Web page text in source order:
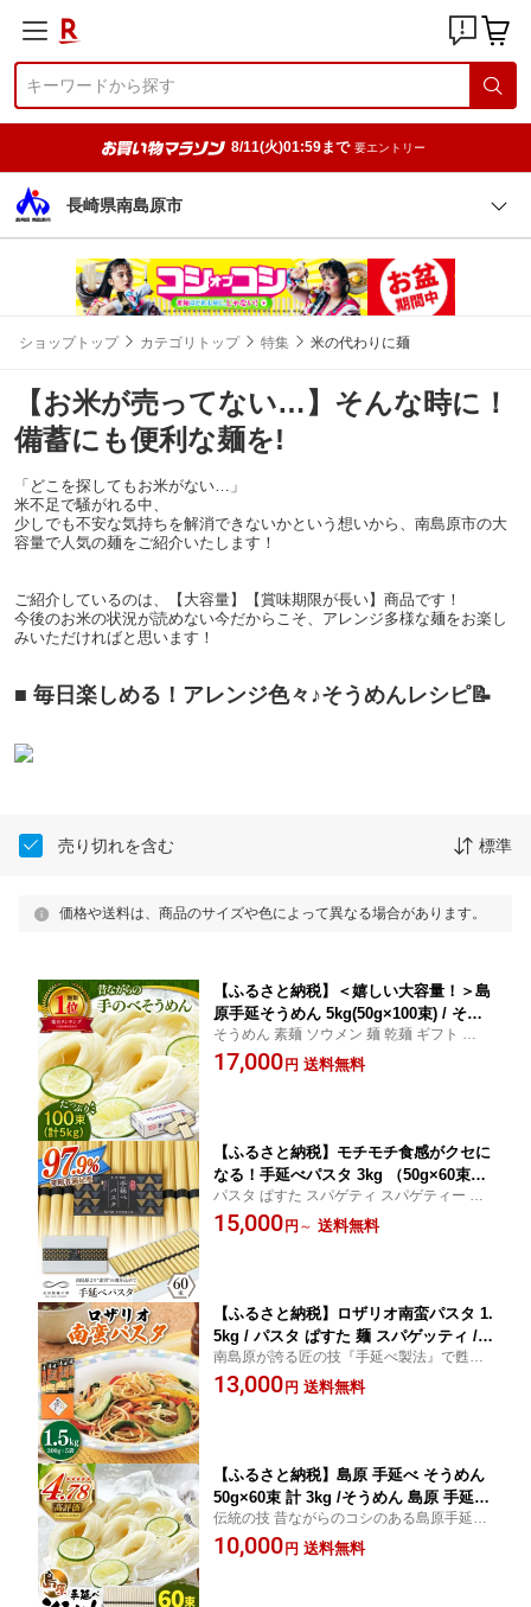
8/11(火)01:59まで 要エントリー
長崎県南島原市
ショップトップ カテゴリトップ 特集 米の代わりに麺
【お米が売ってない…】そんな時に！
備蓄にも便利な麺を!
「どこを探してもお米がない…」
米不足で騒がれる中、
少しでも不安な気持ちを解消できないかという想いから、南島原市の大
容量で人気の麺をご紹介いたします！
ご紹介しているのは、【大容量】【賞味期限が長い】商品です！
今後のお米の状況が読めない今だからこそ、アレンジ多様な麺をお楽し
みいただければと思います！
■ 毎日楽しめる！アレンジ色々♪そうめんレシピ📝
売り切れを含む 標準
価格や送料は、商品のサイズや色によって異なる場合があります。
【ふるさと納税】＜嬉しい大容量！＞島
原手延そうめん 5kg(50g×100束) / そう
めん 島原そうめん 手延べ 麺 素麺 長期
保存 災害対策 物価高応援 / 南島原市 /
そうめん 素麺 ソウメン 麺 乾麺 ギフト プレ
ゼント 贈り物 麺 保存食 麺類 ご当地 夏 人
気 にゅうめん 手延 手延べ麺 長期保存 災害
17,000 円 送料無料
【ふるさと納税】モチモチ食感がクセに
なる！手延べパスタ 3kg （50g×60束）
/ パスタ ぱすた スパゲッティ 麺 乾麺 長
期保存 災害対策 物価高応援 / 南島原市 /
パスタ ぱすた スパゲティ スパゲティー 手
延べ モチモチ 麺 めん 乾麺 ギフト プレゼン
ト 贈り物 長期保存 災害対策 物価高応援
15,000 円 ～ 送料無料
【ふるさと納税】ロザリオ南蛮パスタ 1.
5kg / パスタ ぱすた 麺 スパゲッティ /
南島原市 / 本多製麺 [SAV006]
南島原が誇る匠の技『手延べ製法』で甦
る、未だ知られざる麺。
13,000 円 送料無料
【ふるさと納税】島原 手延べ そうめん
50g×60束 計 3kg /そうめん 島原 手延べ
素麺 麺 乾麺 上級品 長期保存 災害対策
物価高応援 / 南島原市 / こじま製麺 [SA
伝統の技 昔ながらのコシのある島原手延べ
そうめん 長期保存 災害対策 物価高応援
10,000 円 送料無料